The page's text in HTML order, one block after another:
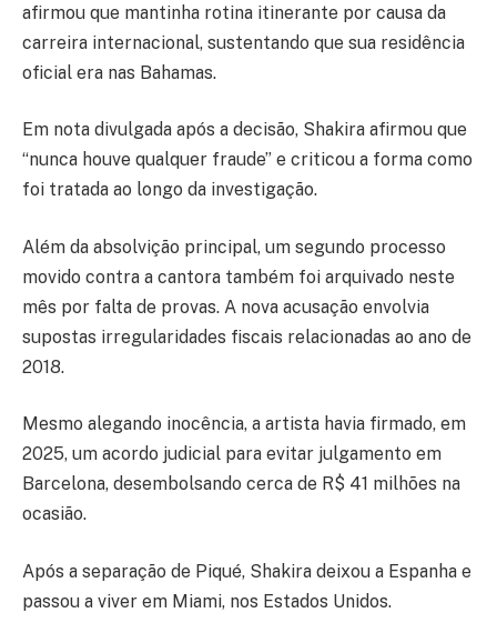
afirmou que mantinha rotina itinerante por causa da
carreira internacional, sustentando que sua residência
oficial era nas Bahamas.
Em nota divulgada após a decisão, Shakira afirmou que
“nunca houve qualquer fraude” e criticou a forma como
foi tratada ao longo da investigação.
Além da absolvição principal, um segundo processo
movido contra a cantora também foi arquivado neste
mês por falta de provas. A nova acusação envolvia
supostas irregularidades fiscais relacionadas ao ano de
2018.
Mesmo alegando inocência, a artista havia firmado, em
2025, um acordo judicial para evitar julgamento em
Barcelona, desembolsando cerca de R$ 41 milhões na
ocasião.
Após a separação de Piqué, Shakira deixou a Espanha e
passou a viver em Miami, nos Estados Unidos.